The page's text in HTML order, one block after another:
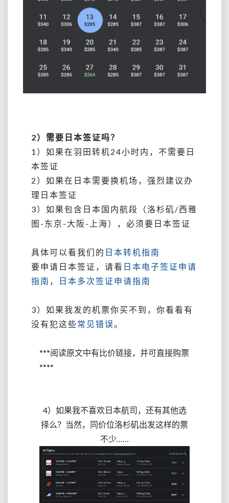
2）需要日本签证吗？
1）如果在羽田转机24小时内，不需要日
本签证
2）如果在日本需要换机场，强烈建议办
理日本签证
3）如果包含日本国内航段（洛杉矶/西雅
图-东京-大阪-上海），必须要日本签证
具体可以看我们的 日本转机指南
要申请日本签证，请看 日本电子签证申请
指南 ， 日本多次签证申请指南
3）如果我发的机票你买不到，你看看有
没有犯这些常见错误。
***阅读原文中有比价链接，并可直接购票
****
4）如果我不喜欢日本航司，还有其他选
择么？当然，同价位洛杉矶出发这样的票
不少……